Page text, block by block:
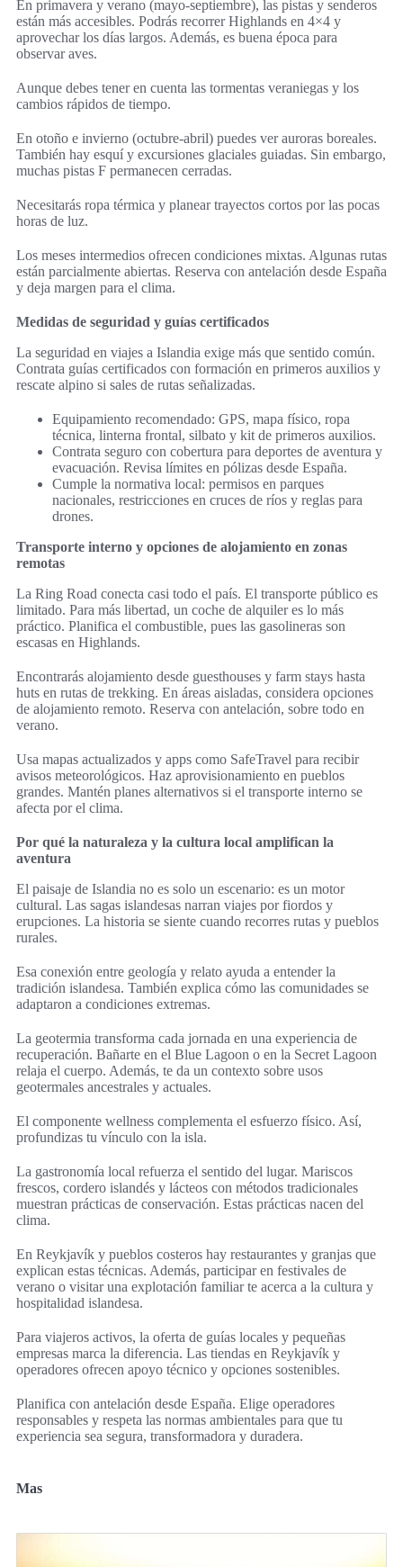
En primavera y verano (mayo-septiembre), las pistas y senderos
están más accesibles. Podrás recorrer Highlands en 4×4 y
aprovechar los días largos. Además, es buena época para
observar aves.
Aunque debes tener en cuenta las tormentas veraniegas y los
cambios rápidos de tiempo.
En otoño e invierno (octubre-abril) puedes ver auroras boreales.
También hay esquí y excursiones glaciales guiadas. Sin embargo,
muchas pistas F permanecen cerradas.
Necesitarás ropa térmica y planear trayectos cortos por las pocas
horas de luz.
Los meses intermedios ofrecen condiciones mixtas. Algunas rutas
están parcialmente abiertas. Reserva con antelación desde España
y deja margen para el clima.
Medidas de seguridad y guías certificados
La seguridad en viajes a Islandia exige más que sentido común.
Contrata guías certificados con formación en primeros auxilios y
rescate alpino si sales de rutas señalizadas.
Equipamiento recomendado: GPS, mapa físico, ropa
técnica, linterna frontal, silbato y kit de primeros auxilios.
Contrata seguro con cobertura para deportes de aventura y
evacuación. Revisa límites en pólizas desde España.
Cumple la normativa local: permisos en parques
nacionales, restricciones en cruces de ríos y reglas para
drones.
Transporte interno y opciones de alojamiento en zonas
remotas
La Ring Road conecta casi todo el país. El transporte público es
limitado. Para más libertad, un coche de alquiler es lo más
práctico. Planifica el combustible, pues las gasolineras son
escasas en Highlands.
Encontrarás alojamiento desde guesthouses y farm stays hasta
huts en rutas de trekking. En áreas aisladas, considera opciones
de alojamiento remoto. Reserva con antelación, sobre todo en
verano.
Usa mapas actualizados y apps como SafeTravel para recibir
avisos meteorológicos. Haz aprovisionamiento en pueblos
grandes. Mantén planes alternativos si el transporte interno se
afecta por el clima.
Por qué la naturaleza y la cultura local amplifican la
aventura
El paisaje de Islandia no es solo un escenario: es un motor
cultural. Las sagas islandesas narran viajes por fiordos y
erupciones. La historia se siente cuando recorres rutas y pueblos
rurales.
Esa conexión entre geología y relato ayuda a entender la
tradición islandesa. También explica cómo las comunidades se
adaptaron a condiciones extremas.
La geotermia transforma cada jornada en una experiencia de
recuperación. Bañarte en el Blue Lagoon o en la Secret Lagoon
relaja el cuerpo. Además, te da un contexto sobre usos
geotermales ancestrales y actuales.
El componente wellness complementa el esfuerzo físico. Así,
profundizas tu vínculo con la isla.
La gastronomía local refuerza el sentido del lugar. Mariscos
frescos, cordero islandés y lácteos con métodos tradicionales
muestran prácticas de conservación. Estas prácticas nacen del
clima.
En Reykjavík y pueblos costeros hay restaurantes y granjas que
explican estas técnicas. Además, participar en festivales de
verano o visitar una explotación familiar te acerca a la cultura y
hospitalidad islandesa.
Para viajeros activos, la oferta de guías locales y pequeñas
empresas marca la diferencia. Las tiendas en Reykjavík y
operadores ofrecen apoyo técnico y opciones sostenibles.
Planifica con antelación desde España. Elige operadores
responsables y respeta las normas ambientales para que tu
experiencia sea segura, transformadora y duradera.
Mas